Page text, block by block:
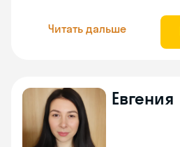
Читать дальше
Евгения